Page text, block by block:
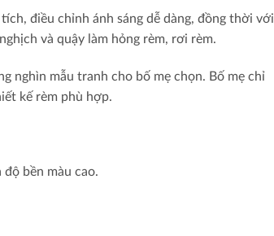
điều chỉnh ánh sáng dễ dàng, đồng thời với
và quậy làm hỏng rèm, rơi rèm.
nghìn mẫu tranh cho bố mẹ chọn. Bố mẹ chỉ
kế rèm phù hợp.
bền màu cao.